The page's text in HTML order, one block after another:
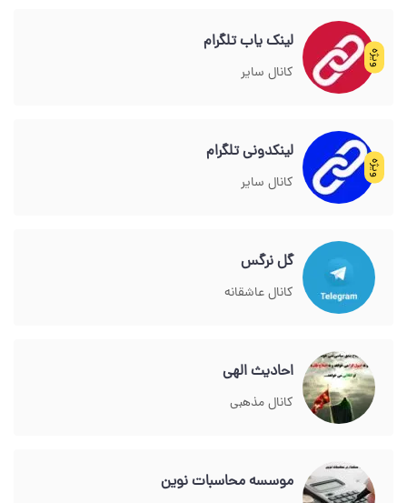
ویژه
لینک یاب تلگرام
کانال سایر
ویژه
لینکدونی تلگرام
کانال سایر
گل نرگس
کانال عاشقانه
احادیث الهی
کانال مذهبی
موسسه محاسبات نوین